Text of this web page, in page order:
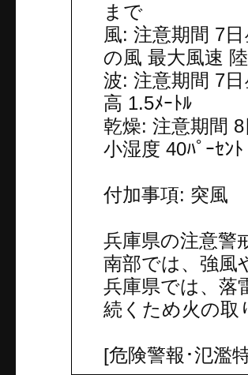
まで
風: 注意期間 7
の風 最大風速
波: 注意期間 7
高 1.5ﾒｰﾄﾙ
乾燥: 注意期間
小湿度 40ﾊﾟｰｾﾝﾄ
付加事項: 突風
兵庫県の注意警
南部では、強風
兵庫県では、落
続くため火の取
[危険警報･氾濫